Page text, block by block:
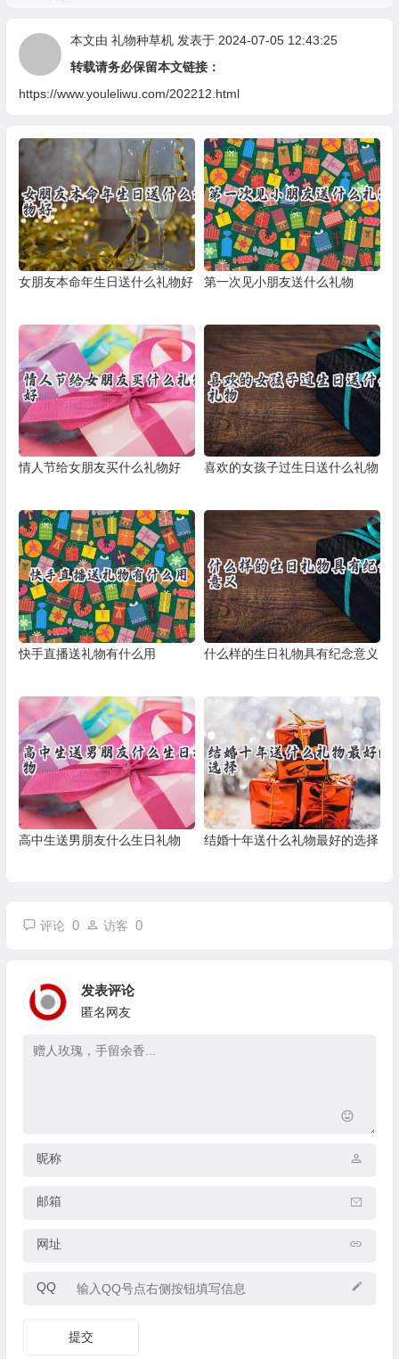
本文由 礼物种草机发表于 2024-07-05 12:43:25
转载请务必保留本文链接：
https://www.youleliwu.com/202212.html
女朋友本命年生日送什么礼物好 第一次见小朋友送什么礼物
情人节给女朋友买什么礼物好 喜欢的女孩子过生日送什么礼物
快手直播送礼物有什么用 什么样的生日礼物具有纪念意义
高中生送男朋友什么生日礼物 结婚十年送什么礼物最好的选择
评论 0 访客 0
发表评论
匿名网友
昵称
邮箱
网址
QQ